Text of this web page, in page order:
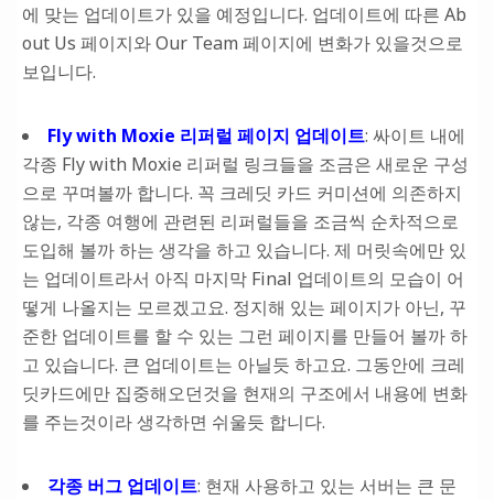
에 맞는 업데이트가 있을 예정입니다. 업데이트에 따른 Ab
out Us 페이지와 Our Team 페이지에 변화가 있을것으로
보입니다.
Fly with Moxie 리퍼럴 페이지 업데이트: 싸이트 내에
각종 Fly with Moxie 리퍼럴 링크들을 조금은 새로운 구성
으로 꾸며볼까 합니다. 꼭 크레딧 카드 커미션에 의존하지
않는, 각종 여행에 관련된 리퍼럴들을 조금씩 순차적으로
도입해 볼까 하는 생각을 하고 있습니다. 제 머릿속에만 있
는 업데이트라서 아직 마지막 Final 업데이트의 모습이 어
떻게 나올지는 모르겠고요. 정지해 있는 페이지가 아닌, 꾸
준한 업데이트를 할 수 있는 그런 페이지를 만들어 볼까 하
고 있습니다. 큰 업데이트는 아닐듯 하고요. 그동안에 크레
딧카드에만 집중해오던것을 현재의 구조에서 내용에 변화
를 주는것이라 생각하면 쉬울듯 합니다.
각종 버그 업데이트: 현재 사용하고 있는 서버는 큰 문